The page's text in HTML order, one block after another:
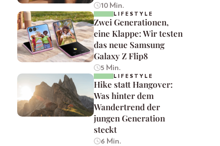
10 Min.
LIFESTYLE
Zwei Generationen,
eine Klappe: Wir testen
das neue Samsung
Galaxy Z Flip8
5 Min.
LIFESTYLE
Hike statt Hangover:
Was hinter dem
Wandertrend der
jungen Generation
steckt
6 Min.